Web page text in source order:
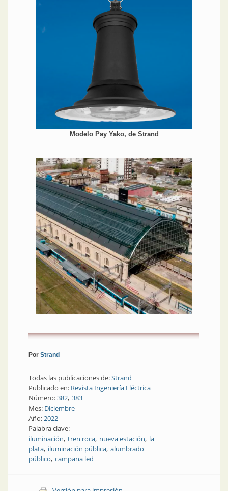
Modelo Pay Yako, de Strand
Por Strand
Todas las publicaciones de:Strand
Publicado en: Revista Ingeniería Eléctrica
Número:382 383
Mes: Diciembre
Año:2022
Palabra clave:
iluminación tren roca nueva estación la
plata iluminación pública alumbrado
público campana led